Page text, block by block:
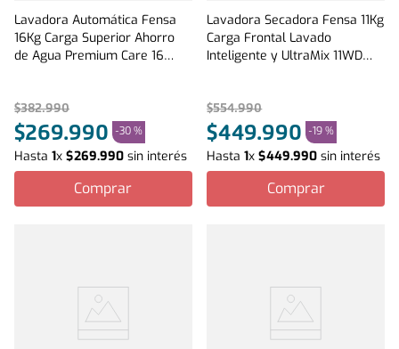
Lavadora Automática Fensa
16Kg Carga Superior Ahorro
de Agua Premium Care 16
$382.990
$269.990 -30 %
Hasta 1x $269.990 sin interés
Comprar
Lavadora Secadora Fensa 11Kg
Carga Frontal Lavado
Inteligente y UltraMix 11WD
$554.990
$449.990 - 19 %
Hasta1x$449.990 sin interés
Comprar